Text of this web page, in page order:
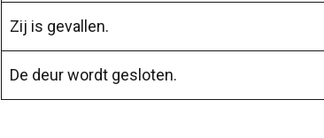
Zij is gevallen.
De deur wordt gesloten.